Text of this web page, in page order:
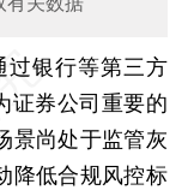
过银行等第三方
证券公司重要的
景尚处于监管灰
降低合规风控标